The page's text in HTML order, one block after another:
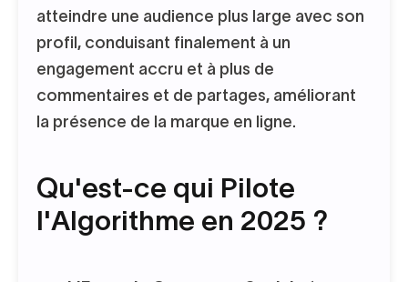
atteindre une audience plus large avec son
profil, conduisant finalement à un
engagement accru et à plus de
commentaires et de partages, améliorant
la présence de la marque en ligne.
Qu'est-ce qui Pilote
l'Algorithme en 2025 ?